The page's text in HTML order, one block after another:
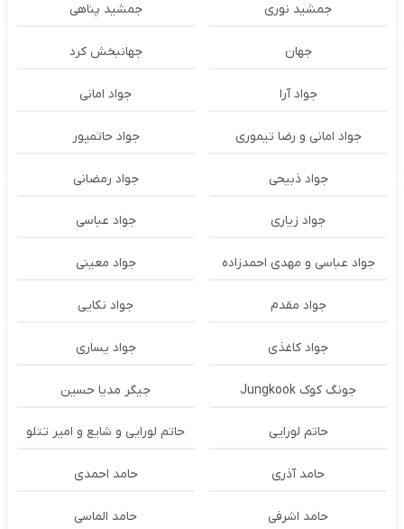
جمشید نوری جمشید پناهی
جهان جهانبخش کرد
جواد آرا جواد امانی
جواد امانی و رضا تیموری جواد حاتمپور
جواد ذبیحی جواد رمضانی
جواد زیاری جواد عباسی
جواد عباسی و مهدی احمدزاده جواد معینی
جواد مقدم جواد نکایی
جواد کاغذی جواد یساری
جونگ کوک Jungkook جیگر مدیا حسین
حاتم لورایی حاتم لورایی و شایع و امیر تتلو
حامد آذری حامد احمدی
حامد اشرفی حامد الماسی